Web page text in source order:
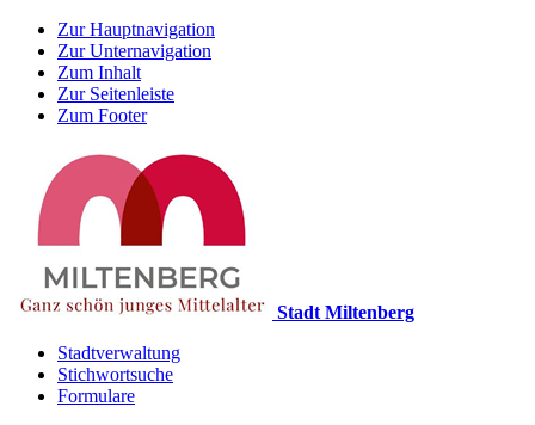
Zur Hauptnavigation
Zur Unternavigation
Zum Inhalt
Zur Seitenleiste
Zum Footer
Stadt Miltenberg
Stadtverwaltung
Stichwortsuche
Formulare